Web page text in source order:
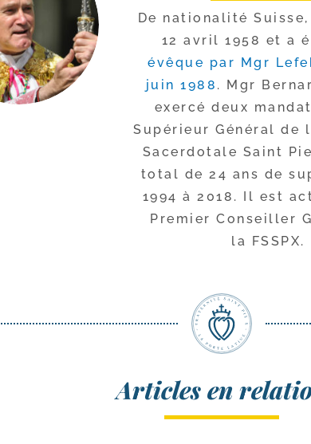
De natio­na­li­té
12 avril 1958 et a
évêque par Mgr
juin 1988 . Mgr
exer­cé deux
Supérieur Général de
Sacerdotale Saint
total de 24 ans de
1994 à 2018. Il est
Premier Conseiller
la FSSPX.
Articles en